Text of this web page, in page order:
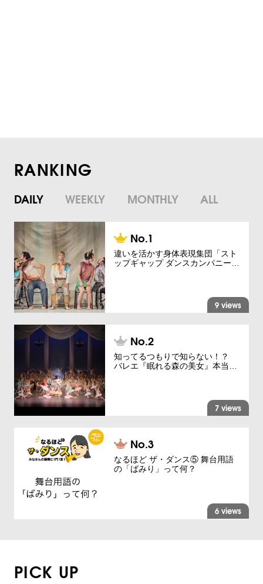
RANKING
DAILY WEEKLY MONTHLY ALL
違いを活かす身体表現集団「スト
ップギャップ ダンスカンパニー…
9 views
知ってるつもりで知らない！？
バレエ『眠れる森の美女』本当…
7 views
なるほど ザ・ダンス⑤ 舞台用語
の「ばみり」って何？
6 views
PICK UP